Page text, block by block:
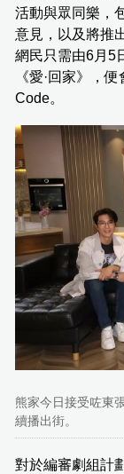
活動與眾同樂，
意見，以及將推
網民只需由6月5
《愛·回家》，
Code。
熊家今日接受咗東
續播出街。
對於編審劇組計